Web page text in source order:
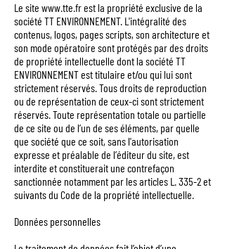
Le site www.tte.fr est la propriété exclusive de la
société TT ENVIRONNEMENT. L'intégralité des
contenus, logos, pages scripts, son architecture et
son mode opératoire sont protégés par des droits
de propriété intellectuelle dont la société TT
ENVIRONNEMENT est titulaire et/ou qui lui sont
strictement réservés. Tous droits de reproduction
ou de représentation de ceux-ci sont strictement
réservés. Toute représentation totale ou partielle
de ce site ou de l’un de ses éléments, par quelle
que société que ce soit, sans l'autorisation
expresse et préalable de l’éditeur du site, est
interdite et constituerait une contrefaçon
sanctionnée notamment par les articles L. 335-2 et
suivants du Code de la propriété intellectuelle.
Données personnelles